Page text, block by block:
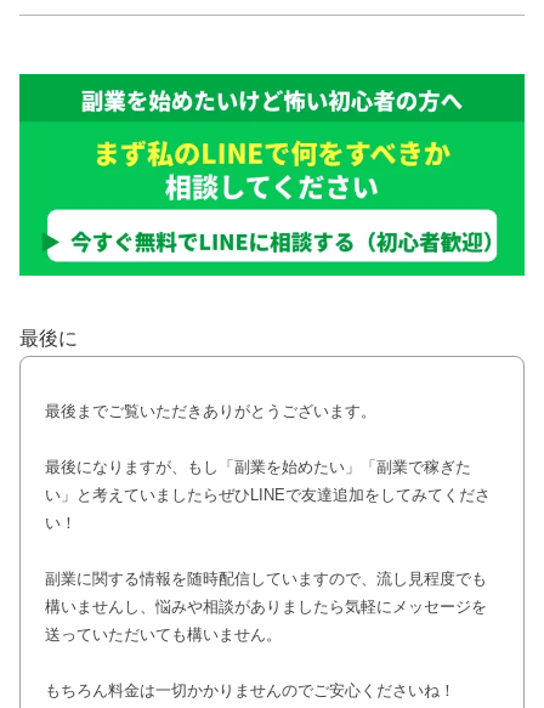
最後に
最後までご覧いただきありがとうございます。
最後になりますが、もし「副業を始めたい」「副業で稼ぎた
い」と考えていましたらぜひLINEで友達追加をしてみてくださ
い！
副業に関する情報を随時配信していますので、流し見程度でも
構いませんし、悩みや相談がありましたら気軽にメッセージを
送っていただいても構いません。
もちろん料金は一切かかりませんのでご安心くださいね！